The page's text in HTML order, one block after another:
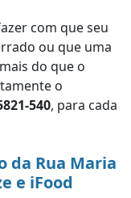
com que seu
ou que uma
do que o
o
540, para cada
da Rua Maria
e iFood